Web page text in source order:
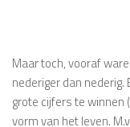
Maar toch, vooraf
nederiger dan
grote cijfers te winnen
vorm van het leven.